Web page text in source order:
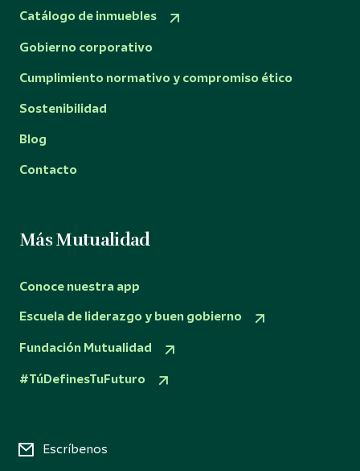
Catálogo de inmuebles
Gobierno corporativo
Cumplimiento normativo y compromiso ético
Sostenibilidad
Blog
Contacto
Más Mutualidad
Conoce nuestra app
Escuela de liderazgo y buen gobierno
Fundación Mutualidad
#TúDefinesTuFuturo
Escríbenos